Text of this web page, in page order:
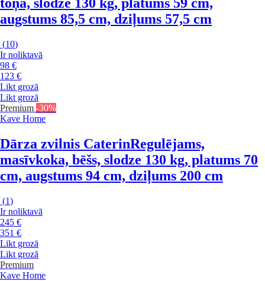
toņa, slodze 130 kg, platums 59 cm,
augstums 85,5 cm, dziļums 57,5 cm
(10)
Ir noliktavā
98 €
123 €
Likt grozā
Likt grozā
Premium -30%
Kave Home
Dārza zvilnis CaterinRegulējams,
masīvkoka, bēšs, slodze 130 kg, platums 70
cm, augstums 94 cm, dziļums 200 cm
(1)
Ir noliktavā
245 €
351 €
Likt grozā
Likt grozā
Premium
Kave Home